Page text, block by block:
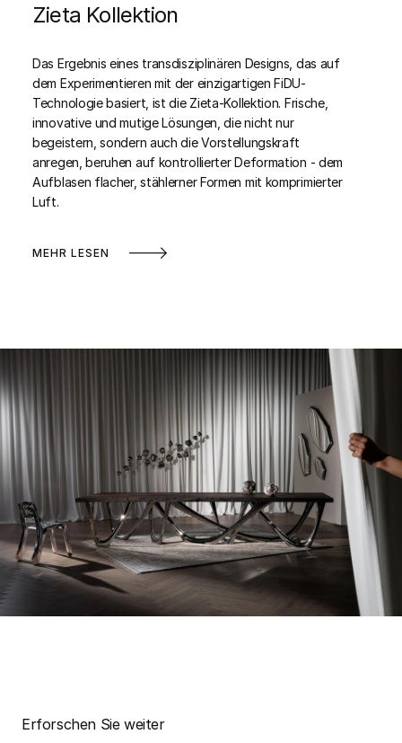
Zieta Kollektion
Das Ergebnis eines transdisziplinären Designs, das auf
dem Experimentieren mit der einzigartigen FiDU-
Technologie basiert, ist die Zieta-Kollektion. Frische,
innovative und mutige Lösungen, die nicht nur
begeistern, sondern auch die Vorstellungskraft
anregen, beruhen auf kontrollierter Deformation - dem
Aufblasen flacher, stählerner Formen mit komprimierter
Luft.
MEHR LESEN
Erforschen Sie weiter